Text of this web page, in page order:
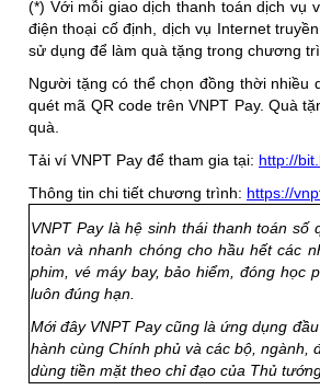
(*) Với mỗi giao dịch thanh toán dịch vụ
điện thoại cố định, dịch vụ Internet
sử dụng để làm quà tặng trong chương
Người tặng có thể chọn đồng thời nhiều
quét mã QR code trên VNPT Pay. Quà
quà.
Tải ví VNPT Pay để tham gia tại: http://
Thông tin chi tiết chương trình: https://
VNPT Pay là hệ sinh thái thanh toán
toàn và nhanh chóng cho hầu hết các
phim, vé máy bay, bảo hiểm, đóng
luôn đúng hạn.
Mới đây VNPT Pay cũng là ứng dụng
hành cùng Chính phủ và các bộ, ngành,
dùng tiền mặttheo chỉ đạo của Thủ